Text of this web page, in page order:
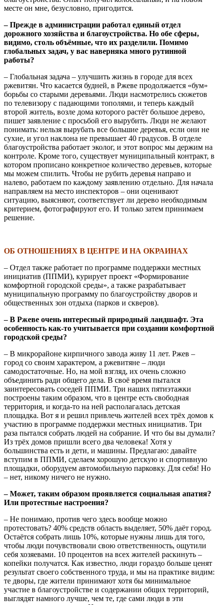
месте он мне, безусловно, пригодится.
– Прежде в администрации работал единый отдел
дорожного хозяйства и благоустройства. Но обе сферы,
видимо, столь объёмные, что их разделили. Помимо
глобальных задач, у вас наверняка много рутинной
работы?
– Глобальная задача – улучшить жизнь в городе для всех
ржевитян. Что касается будней, в Ржеве продолжается «бум»
борьбы со старыми деревьями. Люди насмотрелись сюжетов
по телевизору с падающими тополями, и теперь каждый
второй житель, возле дома которого растёт большое дерево,
пишет заявление с просьбой его вырубить. Люди не желают
понимать: нельзя вырубать все большие деревья, если они не
сухие, и угол наклона не превышает 40 градусов. В отделе
благоустройства работает эколог, и этот вопрос мы держим на
контроле. Кроме того, существует муниципальный контракт, в
котором прописано конкретное количество деревьев, которые
мы можем спилить. Чтобы не рубить деревья направо и
налево, работаем по каждому заявлению отдельно. Для начала
направляем на место инспекторов – они оценивают
ситуацию, выясняют, соответствует ли дерево необходимым
критерием, фотографируют его. И только затем принимаем
решение.
ОБ ОТНОШЕНИЯХ В ЦЕНТРЕ И НА ОКРАИНАХ
– Отдел также работает по программе поддержки местных
инициатив (ППМИ), курирует проект «Формирование
комфортной городской среды», а также разрабатывает
муниципальную программу по благоустройству дворов и
общественных зон отдыха (парков и скверов).
– В Ржеве очень интересный природный ландшафт. Эта
особенность как-то учитывается при создании комфортной
городской среды?
– В микрорайоне кирпичного завода живу 11 лет. Ржев –
город со своим характером, а ржевитяне – люди
самодостаточные. Но, на мой взгляд, их очень сложно
объединить ради общего дела. В своё время пытался
заинтересовать соседей ППМИ. Три наших пятиэтажки
построены таким образом, что в центре есть свободная
территория, и когда-то на ней располагалась детская
площадка. Вот я и решил привлечь жителей всех трёх домов к
участию в программе поддержки местных инициатив. Три
раза пытался собрать людей на собрание. И что бы вы думали?
Из трёх домов пришли всего два человека! Хотя у
большинства есть и дети, и машины. Предлагаю: давайте
вступим в ППМИ, сделаем хорошую детскую и спортивную
площадки, оборудуем автомобильную парковку. Для себя! Но
– нет, никому ничего не нужно.
– Может, таким образом проявляется социальная апатия?
Или протестные настроения?
– Не понимаю, против чего здесь вообще можно
протестовать? 40% средств область выделяет, 50% даёт город.
Остаётся собрать лишь 10%, которые нужны лишь для того,
чтобы люди почувствовали свою ответственность, ощутили
себя хозяевами. 10 процентов на всех жителей раскинуть –
копейки получатся. Как известно, люди гораздо больше ценят
результат своего собственного труда, и мы на практике видим:
те дворы, где жители принимают хотя бы минимальное
участие в благоустройстве и содержании общих территорий,
выглядят намного лучше, чем те, где сами люди в эти